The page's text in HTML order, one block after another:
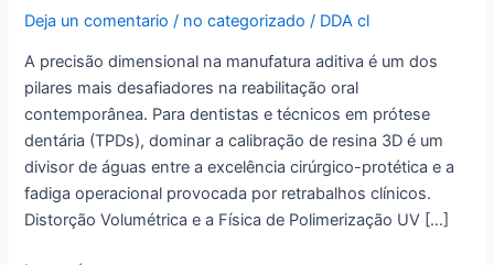
Deja un comentario / no categorizado / DDA cl
A precisão dimensional na manufatura aditiva é um dos
pilares mais desafiadores na reabilitação oral
contemporânea. Para dentistas e técnicos em prótese
dentária (TPDs), dominar a calibração de resina 3D é um
divisor de águas entre a excelência cirúrgico-protética e a
fadiga operacional provocada por retrabalhos clínicos.
Distorção Volumétrica e a Física de Polimerização UV […]
resinas
para
modelos
alveolares
y
troqueles
de
alta